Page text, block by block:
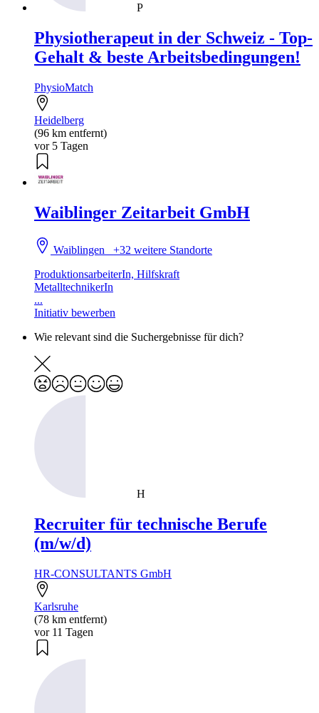
P
Physiotherapeut in der Schweiz - Top-
Gehalt & beste Arbeitsbedingungen!
PhysioMatch
Heidelberg
(96 km entfernt)
vor 5 Tagen
Waiblinger Zeitarbeit GmbH
Waiblingen+32 weitere Standorte
ProduktionsarbeiterIn, Hilfskraft
MetalltechnikerIn
...
Initiativ bewerben
Wie relevant sind die Suchergebnisse für dich?
H
Recruiter für technische Berufe
(m/w/d)
HR-CONSULTANTS GmbH
Karlsruhe
(78 km entfernt)
vor 11 Tagen